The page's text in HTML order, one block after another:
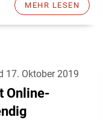
MEHR LESEN
17. Oktober 2019
Online-